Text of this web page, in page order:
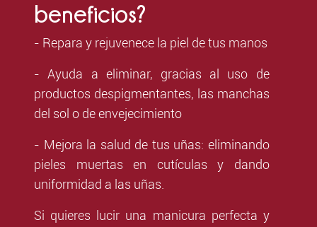
beneficios?
- Repara y rejuvenece la piel de tus manos
- Ayuda a eliminar, gracias al uso de
productos despigmentantes, las manchas
del sol o de envejecimiento
- Mejora la salud de tus uñas: eliminando
pieles muertas en cutículas y dando
uniformidad a las uñas.
Si quieres lucir una manicura perfecta y